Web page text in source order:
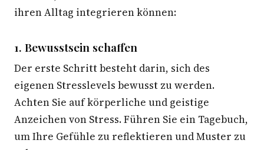
ihren Alltag integrieren können:
1. Bewusstsein schaffen
Der erste Schritt besteht darin, sich des
eigenen Stresslevels bewusst zu werden.
Achten Sie auf körperliche und geistige
Anzeichen von Stress. Führen Sie ein Tagebuch,
um Ihre Gefühle zu reflektieren und Muster zu